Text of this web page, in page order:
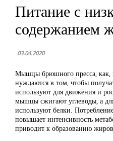
Питание с
содержанием
03.04.2020
Мышцы брюшного пресса, как,
нуждаются в том, чтобы
используют для движения и
мышцы сжигают углеводы, а
используют белки.
повышает интенсивность
приводит к образованию